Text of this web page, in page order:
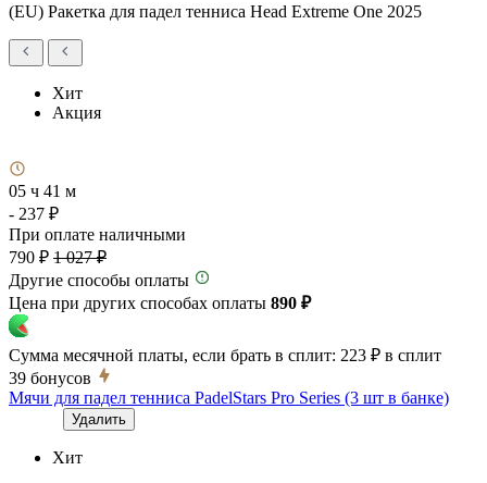
(EU) Ракетка для падел тенниса Head Extreme One 2025
Хит
Акция
05 ч 41 м
- 237 ₽
При оплате наличными
790 ₽ 1 027 ₽
Другие способы оплаты
Цена при других способах оплаты 890 ₽
Сумма месячной платы, если брать в сплит: 223 ₽ в сплит
39 бонусов
Мячи для падел тенниса PadelStars Pro Series (3 шт в банке)
Удалить
Хит